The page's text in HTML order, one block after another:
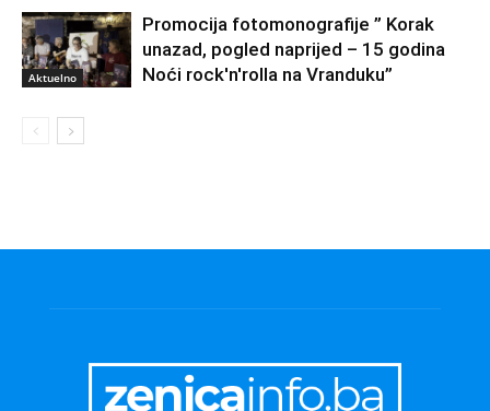
Aktuelno
Promocija fotomonografije ” Korak
unazad, pogled naprijed – 15 godina
Noći rock'n'rolla na Vranduku”